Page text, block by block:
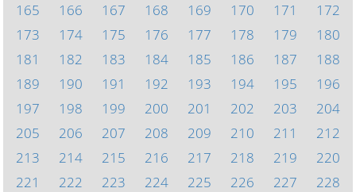
165
166 167 168 169 170 171
172
173
174 175 176 177 178 179
180
181
182 183 184 185 186 187
188
189
190 191 192 193 194 195
196
197
198 199 200 201 202 203
204
205
206 207 208 209 210 211
212
213
214 215 216 217 218 219
220
221
222 223 224 225 226 227
228